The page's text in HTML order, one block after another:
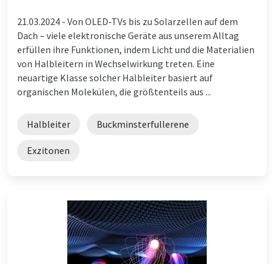
21.03.2024 - Von OLED-TVs bis zu Solarzellen auf dem
Dach – viele elektronische Geräte aus unserem Alltag
erfüllen ihre Funktionen, indem Licht und die Materialien
von Halbleitern in Wechselwirkung treten. Eine
neuartige Klasse solcher Halbleiter basiert auf
organischen Molekülen, die größtenteils aus ...
Halbleiter Buckminsterfullerene
Exzitonen